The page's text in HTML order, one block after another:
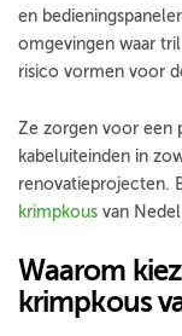
en
omgevingen waar
risico vormen voor
Ze zorgen voor een
kabeluiteinden in
renovatieprojecten.
krimpkous van
Waarom
krimpkous